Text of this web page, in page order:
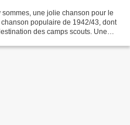
sommes, une jolie chanson pour le
populaire de 1942/43, dont
des camps scouts. Une